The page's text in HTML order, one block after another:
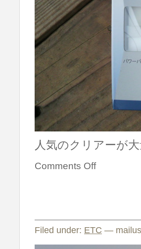
人気のクリアーが
Comments Off
Filed under: ETC —